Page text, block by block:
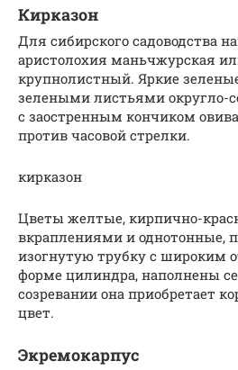
Кирказон
Для сибирского садоводства
аристолохия маньчжурская
крупнолистный. Яркие
зелеными листьями округло-
с заостренным кончиком
против часовой стрелки.
кирказон
Цветы желтые, кирпично-
вкраплениями и однотонные,
изогнутую трубку с широким
форме цилиндра, наполнены
созревании она приобретает
цвет.
Экремокарпус